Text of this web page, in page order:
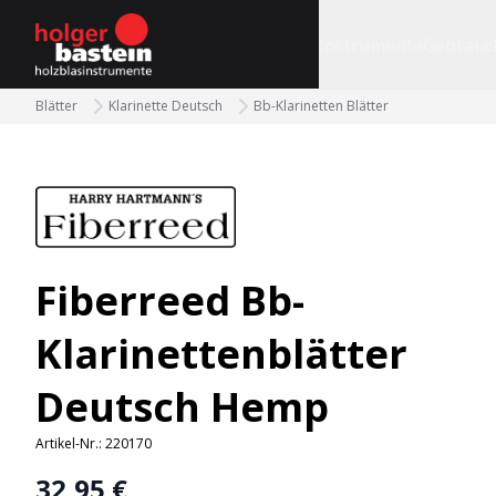
bastein
Blätter Klarinette Deutsch Bb-Klarinetten Blätter
Fiberreed Bb-
Klarinettenblätter
Deutsch Hemp
Artikel-Nr.: 220170